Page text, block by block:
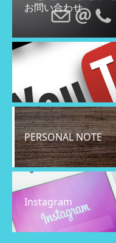
お問い合わせ
PERSONAL NOTE
Instagram